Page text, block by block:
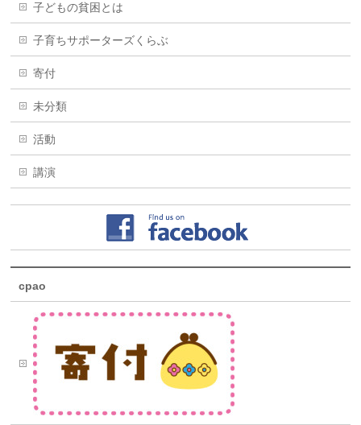
子どもの貧困とは
子育ちサポーターズくらぶ
寄付
未分類
活動
講演
cpao